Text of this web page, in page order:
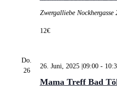
Zwergalliebe
12€
Do.
26
26. Juni, 2025 |09:00-
Mama Treff Bad